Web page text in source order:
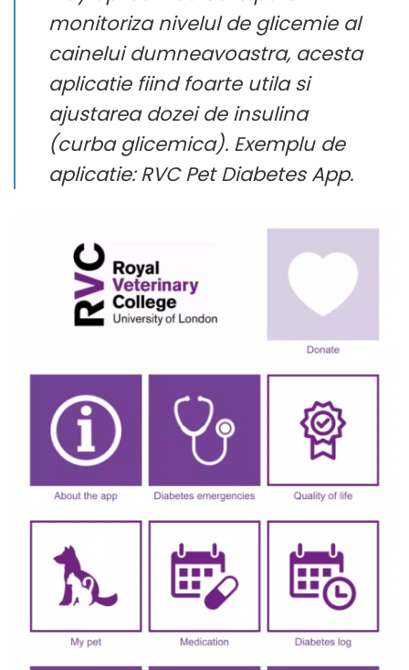
monitoriza nivelul de glicemie al
cainelui dumneavoastra, acesta
aplicatie fiind foarte utila si
ajustarea dozei de insulina
(curba glicemica). Exemplu de
aplicatie: RVC Pet Diabetes App.